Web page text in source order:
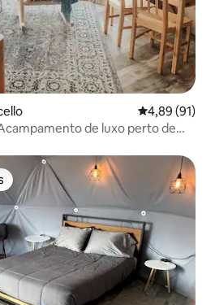
4,89 de uma
4,89 (91)
de luxo perto de